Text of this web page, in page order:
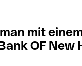
mit
OF New